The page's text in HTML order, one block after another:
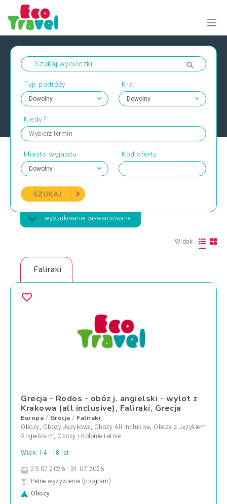
Typ podróży Kraj
Kiedy?
Wybierz termin
Miasto wyjazdu Kod oferty
SZUKAJ
wyszukiwanie zaawansowane
Widok
Faliraki
Grecja - Rodos - obóz j. angielski - wylot z
Krakowa (all inclusive), Faliraki, Grecja
Europa / Grecja / Faliraki
Obozy, Obozy Językowe, Obozy All Inclusive, Obozy z Językiem
Angielskim, Obozy i Kolonie Letnie
Wiek: 14 - 18 lat
23.07.2026 - 31.07.2026
Pełne wyżywienie (program)
Obozy